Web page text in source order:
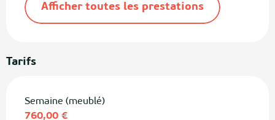
Afficher toutes les prestations
Tarifs
Semaine (meublé)
760,00 €